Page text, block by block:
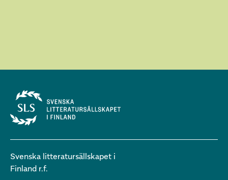
Svenska litteratursällskapet i
Finland r.f.